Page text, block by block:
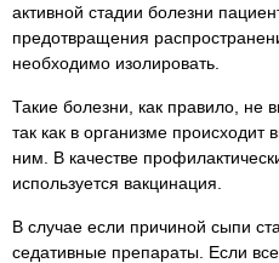
активной стадии болезни
предотвращения
необходимо изолировать.
Такие болезни, как правило, не
так как в организме происходит
ним. В качестве
используется вакцинация.
В случае если причиной сыпи
седативные препараты. Если